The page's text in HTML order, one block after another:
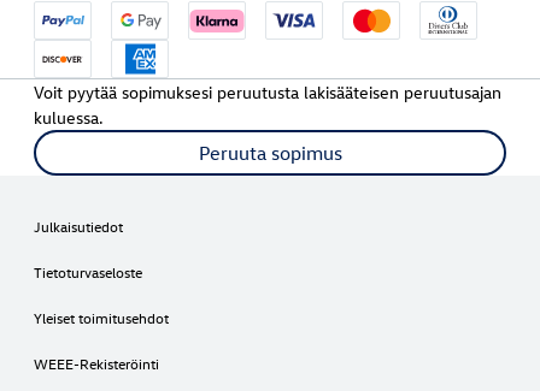
Voit pyytää sopimuksesi peruutusta lakisääteisen peruutusajan
kuluessa.
Peruuta sopimus
Julkaisutiedot
Tietoturvaseloste
Yleiset toimitusehdot
WEEE-Rekisteröinti